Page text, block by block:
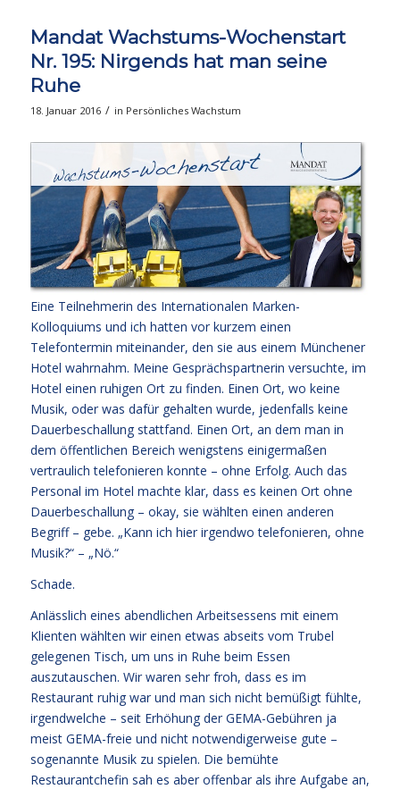
Mandat Wachstums-Wochenstart
Nr. 195: Nirgends hat man seine
Ruhe
18. Januar 2016 / in Persönliches Wachstum
Eine Teilnehmerin des Internationalen Marken-
Kolloquiums und ich hatten vor kurzem einen
Telefontermin miteinander, den sie aus einem Münchener
Hotel wahrnahm. Meine Gesprächspartnerin versuchte, im
Hotel einen ruhigen Ort zu finden. Einen Ort, wo keine
Musik, oder was dafür gehalten wurde, jedenfalls keine
Dauerbeschallung stattfand. Einen Ort, an dem man in
dem öffentlichen Bereich wenigstens einigermaßen
vertraulich telefonieren konnte – ohne Erfolg. Auch das
Personal im Hotel machte klar, dass es keinen Ort ohne
Dauerbeschallung – okay, sie wählten einen anderen
Begriff – gebe. „Kann ich hier irgendwo telefonieren, ohne
Musik?“ – „Nö.“
Schade.
Anlässlich eines abendlichen Arbeitsessens mit einem
Klienten wählten wir einen etwas abseits vom Trubel
gelegenen Tisch, um uns in Ruhe beim Essen
auszutauschen. Wir waren sehr froh, dass es im
Restaurant ruhig war und man sich nicht bemüßigt fühlte,
irgendwelche – seit Erhöhung der GEMA-Gebühren ja
meist GEMA-freie und nicht notwendigerweise gute –
sogenannte Musik zu spielen. Die bemühte
Restaurantchefin sah es aber offenbar als ihre Aufgabe an,